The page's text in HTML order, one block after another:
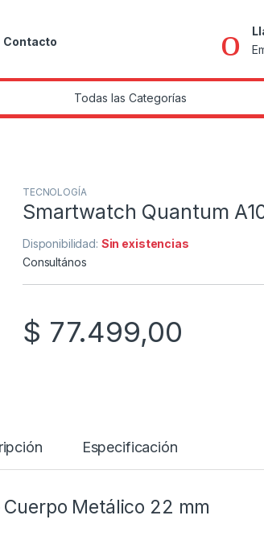
Contacto
TECNOLOGÍA
Smartwatch Quantum
Disponibilidad: Sin existencias
Consultános
$ 77.499,00
Especificación
Metálico 22 mm